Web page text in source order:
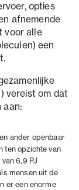
opties
afnemende
voor alle
een
vereist om dat
aan:
ander openbaar
ten opzichte van
6,9 PJ
mensen uit de
er een enorme